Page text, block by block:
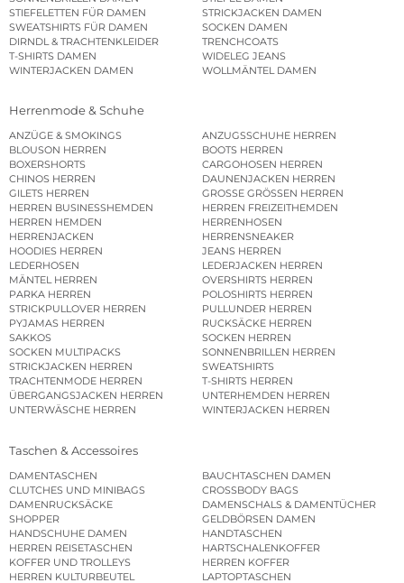
STIEFELETTEN FÜR DAMEN
STRICKJACKEN DAMEN
SWEATSHIRTS FÜR DAMEN
SOCKEN DAMEN
DIRNDL & TRACHTENKLEIDER
TRENCHCOATS
T-SHIRTS DAMEN
WIDELEG JEANS
WINTERJACKEN DAMEN
WOLLMÄNTEL DAMEN
Herrenmode & Schuhe
ANZÜGE & SMOKINGS
ANZUGSSCHUHE HERREN
BLOUSON HERREN
BOOTS HERREN
BOXERSHORTS
CARGOHOSEN HERREN
CHINOS HERREN
DAUNENJACKEN HERREN
GILETS HERREN
GROSSE GRÖSSEN HERREN
HERREN BUSINESSHEMDEN
HERREN FREIZEITHEMDEN
HERREN HEMDEN
HERRENHOSEN
HERRENJACKEN
HERRENSNEAKER
HOODIES HERREN
JEANS HERREN
LEDERHOSEN
LEDERJACKEN HERREN
MÄNTEL HERREN
OVERSHIRTS HERREN
PARKA HERREN
POLOSHIRTS HERREN
STRICKPULLOVER HERREN
PULLUNDER HERREN
PYJAMAS HERREN
RUCKSÄCKE HERREN
SAKKOS
SOCKEN HERREN
SOCKEN MULTIPACKS
SONNENBRILLEN HERREN
STRICKJACKEN HERREN
SWEATSHIRTS
TRACHTENMODE HERREN
T-SHIRTS HERREN
ÜBERGANGSJACKEN HERREN
UNTERHEMDEN HERREN
UNTERWÄSCHE HERREN
WINTERJACKEN HERREN
Taschen & Accessoires
DAMENTASCHEN
BAUCHTASCHEN DAMEN
CLUTCHES UND MINIBAGS
CROSSBODY BAGS
DAMENRUCKSÄCKE
DAMENSCHALS & DAMENTÜCHER
SHOPPER
GELDBÖRSEN DAMEN
HANDSCHUHE DAMEN
HANDTASCHEN
HERREN REISETASCHEN
HARTSCHALENKOFFER
KOFFER UND TROLLEYS
HERREN KOFFER
HERREN KULTURBEUTEL
LAPTOPTASCHEN